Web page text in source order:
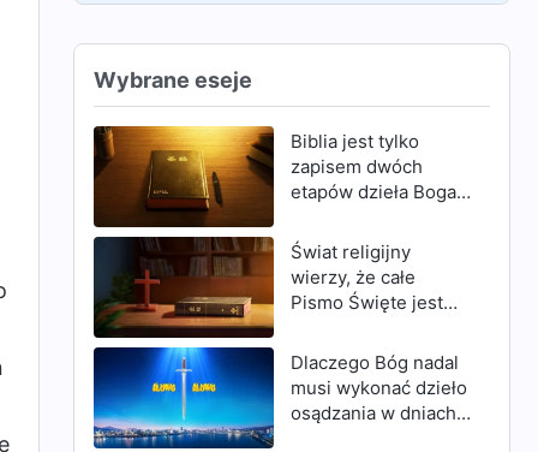
Wybrane eseje
Biblia jest tylko
zapisem dwóch
etapów dzieła Boga,
Prawa i Wiek Łaski;
nie jest zapisem
całego Bożego
dzieła
Świat religijny
wierzy, że całe
Pismo Święte jest
Boga i że całe składa
się ze słów Bożych;
ten pogląd jest
fałszywy
Dlaczego Bóg nadal
musi wykonać dzieło
osądzania w dniach